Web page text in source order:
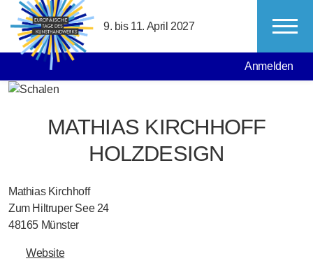
Direkt zum Inhalt
9. bis 11. April 2027
MAIN NAVIGATION USER
Anmelden
MATHIAS KIRCHHOFF
HOLZDESIGN
Mathias Kirchhoff
Zum Hiltruper See 24
48165 Münster
Website